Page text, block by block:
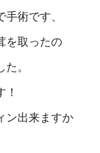
術です、
を取ったの
。
ン出来ますか